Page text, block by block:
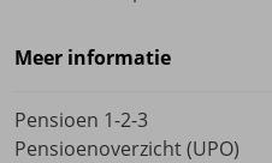
Meer informatie
Pensioen 1-2-3
Pensioenoverzicht (UPO)